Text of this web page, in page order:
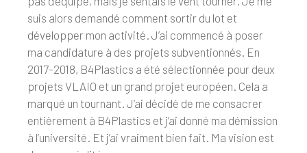
suis alors demandé comment sortir du lot et
développer mon activité. J’ai commencé à poser
ma candidature à des projets subventionnés. En
2017-2018, B4Plastics a été sélectionnée pour deux
projets VLAIO et un grand projet européen. Cela a
marqué un tournant. J’ai décidé de me consacrer
entièrement à B4Plastics et j’ai donné ma démission
à l’université. Et j’ai vraiment bien fait. Ma vision est